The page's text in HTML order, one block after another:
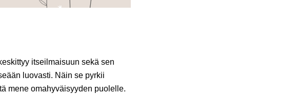
itseilmaisuun sekä sen
luovasti. Näin se pyrkii
mene omahyväisyyden puolelle.